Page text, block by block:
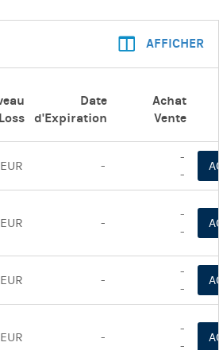
AFFICHER
Date
d'Expiration
Achat
Vente
-
-
-
-
-
-
-
-
-
-
-
-